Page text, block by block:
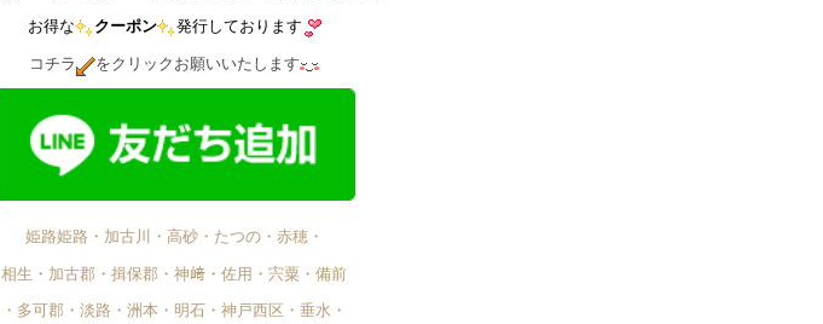
お得な クーポン 発行しております
コチラ をクリックお願いいたします
姫路姫路・加古川・高砂・たつの・赤穂・
相生・加古郡・揖保郡・神﨑・佐用・宍粟・備前
・多可郡・淡路・洲本・明石・神戸西区・垂水・